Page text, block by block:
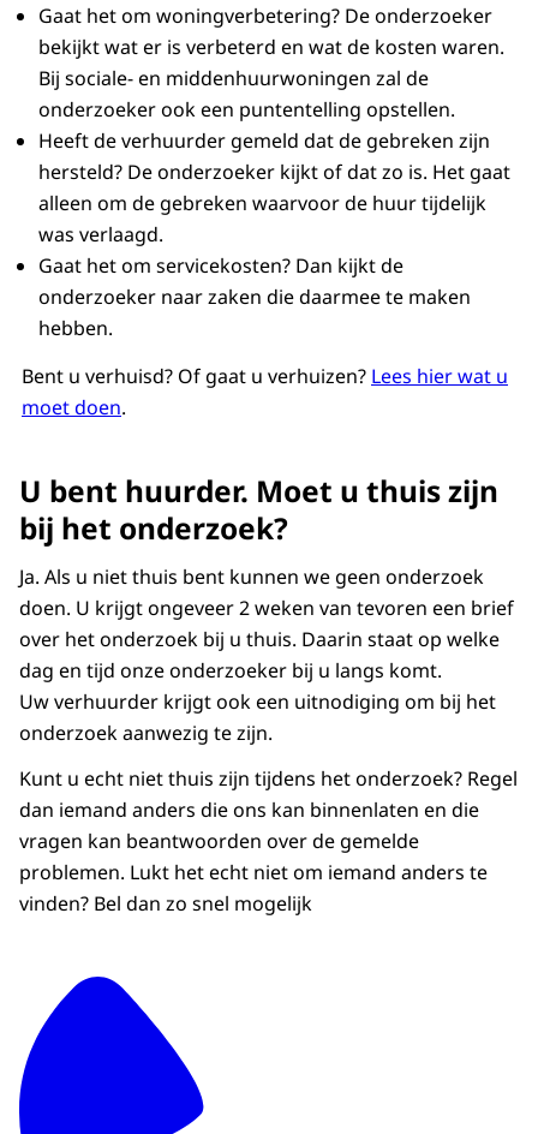
in behandeling neemt, is een beschrijving
op papier vaak niet genoeg om een goed
beeld te krijgen van de situatie. Dan doet
een bouwkundige een onderzoek. De
bouwkundige is in dienst van de
Huurcommissie.
*Luchtige muziek*
Logo Huurcommissie verschijnt in beeld.
Voor huurders en verhuurders.
Beeldtekst: Het bouwkundig onderzoek.
Voiceover:
De afspraak voor het onderzoek wordt
meestal tussen de 15 minuten en anderhalf
uur. De huurder moet daarbij aanwezig
zijn.
Vivianne de Prouw – Bouwkundige:
Er zijn verschillende redenen om mij op pad
te sturen. Mijn collega's op kantoor
beoordelen de zaak, en als ze informatie
missen dan sturen ze mij naar de woning
en ga ik het onderzoeken.
Voiceover:
Als het geschil bijvoorbeeld gaat over de
hoogte van de huur, moet de
Huurcommissie de maximale huurprijs
vaststellen. Dat gebeurt door middel van
onderzoeker zal het hele huis meten.
Vivianne de Prouw – Bouwkundige:
Ik meet de ruimtes in, zoals de woonkamer,
slaapkamer, badkamer en keuken. En ik kijk
ook naar de apparatuur die in een woning
Gaat het om woningverbetering? De onderzoeker
bekijkt wat er is verbeterd en wat de kosten waren.
Bij sociale- en middenhuurwoningen zal de
onderzoeker ook een puntentelling opstellen.
Heeft de verhuurder gemeld dat de gebreken zijn
hersteld? De onderzoeker kijkt of dat zo is. Het gaat
alleen om de gebreken waarvoor de huur tijdelijk
was verlaagd.
Gaat het om servicekosten? Dan kijkt de
onderzoeker naar zaken die daarmee te maken
hebben.
Bent u verhuisd? Of gaat u verhuizen? Lees hier wat u
moet doen.
U bent huurder. Moet u thuis zijn
bij het onderzoek?
Ja. Als u niet thuis bent kunnen we geen onderzoek
doen. U krijgt ongeveer 2 weken van tevoren een brief
over het onderzoek bij u thuis. Daarin staat op welke
dag en tijd onze onderzoeker bij u langs komt.
Uw verhuurder krijgt ook een uitnodiging om bij het
onderzoek aanwezig te zijn.
Kunt u echt niet thuis zijn tijdens het onderzoek? Regel
dan iemand anders die ons kan binnenlaten en die
vragen kan beantwoorden over de gemelde
problemen. Lukt het echt niet om iemand anders te
vinden? Bel dan zo snel mogelijk